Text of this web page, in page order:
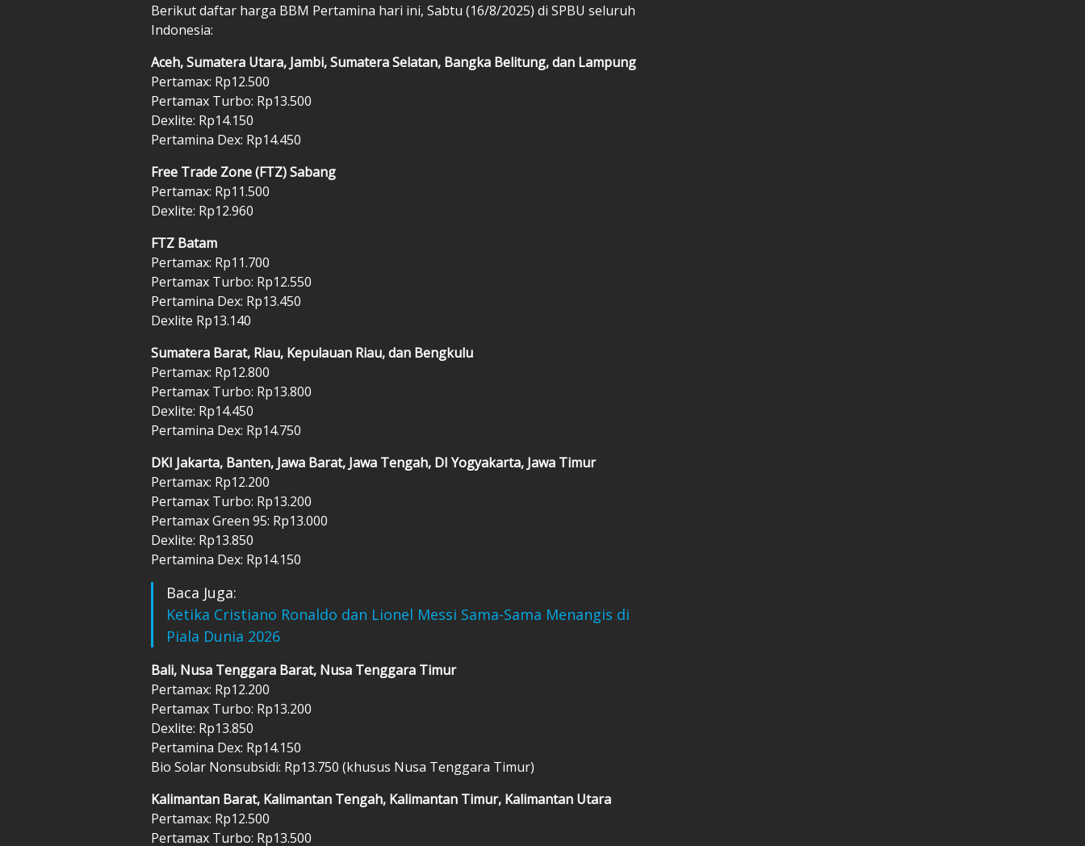
Berikut daftar harga BBM Pertamina hari ini, Sabtu (16/8/2025) di SPBU seluruh
Indonesia:
Aceh, Sumatera Utara, Jambi, Sumatera Selatan, Bangka Belitung, dan Lampung
Pertamax: Rp12.500
Pertamax Turbo: Rp13.500
Dexlite: Rp14.150
Pertamina Dex: Rp14.450
Free Trade Zone (FTZ) Sabang
Pertamax: Rp11.500
Dexlite: Rp12.960
FTZ Batam
Pertamax: Rp11.700
Pertamax Turbo: Rp12.550
Pertamina Dex: Rp13.450
Dexlite Rp13.140
Sumatera Barat, Riau, Kepulauan Riau, dan Bengkulu
Pertamax: Rp12.800
Pertamax Turbo: Rp13.800
Dexlite: Rp14.450
Pertamina Dex: Rp14.750
DKI Jakarta, Banten, Jawa Barat, Jawa Tengah, DI Yogyakarta, Jawa Timur
Pertamax: Rp12.200
Pertamax Turbo: Rp13.200
Pertamax Green 95: Rp13.000
Dexlite: Rp13.850
Pertamina Dex: Rp14.150
Baca Juga:
Ketika Cristiano Ronaldo dan Lionel Messi Sama-Sama Menangis di
Piala Dunia 2026
Bali, Nusa Tenggara Barat, Nusa Tenggara Timur
Pertamax: Rp12.200
Pertamax Turbo: Rp13.200
Dexlite: Rp13.850
Pertamina Dex: Rp14.150
Bio Solar Nonsubsidi: Rp13.750 (khusus Nusa Tenggara Timur)
Kalimantan Barat, Kalimantan Tengah, Kalimantan Timur, Kalimantan Utara
Pertamax: Rp12.500
Pertamax Turbo: Rp13.500